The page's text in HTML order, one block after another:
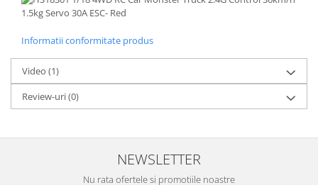
Informatii conformitate produs
Video (1)
Review-uri(0)
NEWSLETTER
Nu rata ofertele si promotiile noastre